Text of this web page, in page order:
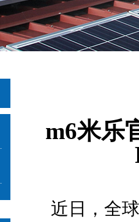
m6米乐
近日，全